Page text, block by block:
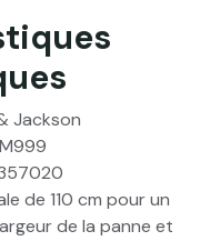
Jackson
de 110 cm pour un
de la panne et